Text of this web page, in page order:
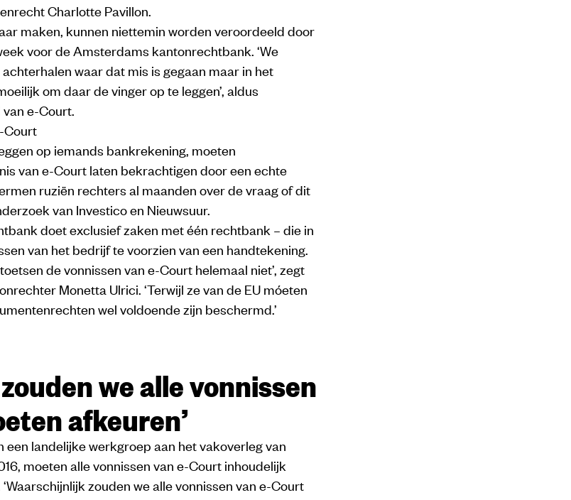
Charlotte Pavillon.
maken, kunnen niettemin worden veroordeeld door
voor de Amsterdams kantonrechtbank. ‘We
waar dat mis is gegaan maar in het
om daar de vinger op te leggen’, aldus
e-Court.
Court
op iemands bankrekening, moeten
van e-Court laten bekrachtigen door een echte
ruziën rechters al maanden over de vraag of dit
van Investico en Nieuwsuur.
doet exclusief zaken met één rechtbank – die in
van het bedrijf te voorzien van een handtekening.
de vonnissen van e-Court helemaal niet’, zegt
Monetta Ulrici. ‘Terwijl ze van de EU móeten
wel voldoende zijn beschermd.’
we alle vonnissen
afkeuren’
een landelijke werkgroep aan het vakoverleg van
moeten alle vonnissen van e-Court inhoudelijk
zouden we alle vonnissen van e-Court